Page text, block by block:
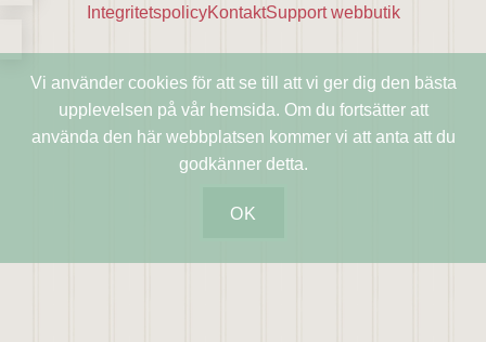
IntegritetspolicyKontaktSupport webbutik
Vi använder cookies för att se till att vi ger dig den bästa
upplevelsen på vår hemsida. Om du fortsätter att
använda den här webbplatsen kommer vi att anta att du
godkänner detta.
OK